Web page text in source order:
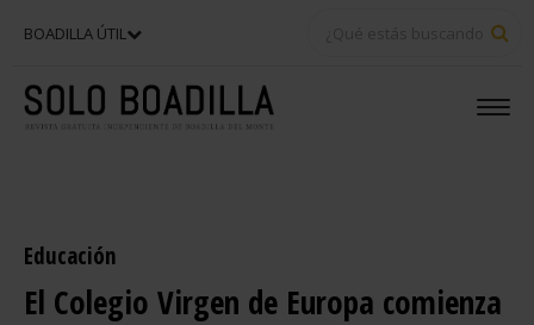
BOADILLA ÚTIL
Educación
El Colegio Virgen de Europa comienza